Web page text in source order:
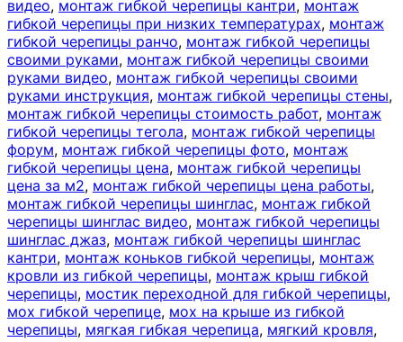
видео, монтаж гибкой черепицы кантри, монтаж
гибкой черепицы при низких температурах, монтаж
гибкой черепицы ранчо, монтаж гибкой черепицы
своими руками, монтаж гибкой черепицы своими
руками видео, монтаж гибкой черепицы своими
руками инструкция, монтаж гибкой черепицы стены,
монтаж гибкой черепицы стоимость работ, монтаж
гибкой черепицы тегола, монтаж гибкой черепицы
форум, монтаж гибкой черепицы фото, монтаж
гибкой черепицы цена, монтаж гибкой черепицы
цена за м2, монтаж гибкой черепицы цена работы,
монтаж гибкой черепицы шинглас, монтаж гибкой
черепицы шинглас видео, монтаж гибкой черепицы
шинглас джаз, монтаж гибкой черепицы шинглас
кантри, монтаж коньков гибкой черепицы, монтаж
кровли из гибкой черепицы, монтаж крыш гибкой
черепицы, мостик переходной для гибкой черепицы,
мох гибкой черепице, мох на крыше из гибкой
черепицы, мягкая гибкая черепица, мягкий кровля,